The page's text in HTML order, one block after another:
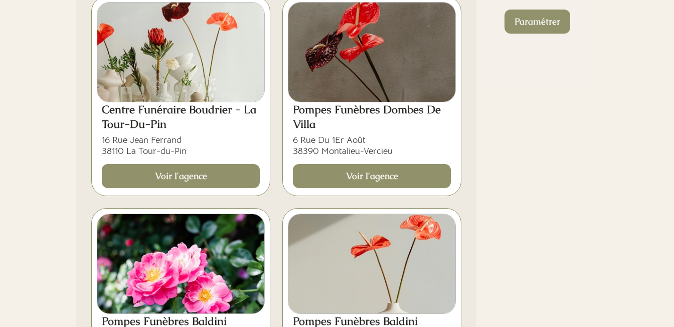
Centre Funéraire Boudrier - La
Tour-Du-Pin
16 Rue Jean Ferrand
38110 La Tour-du-Pin
Voir l'agence
Pompes Funèbres Dombes De
Villa
6 Rue Du 1Er Août
38390 Montalieu-Vercieu
Voir l'agence
Pompes Funèbres Baldini
Pompes Funèbres Baldini
Paramétrer